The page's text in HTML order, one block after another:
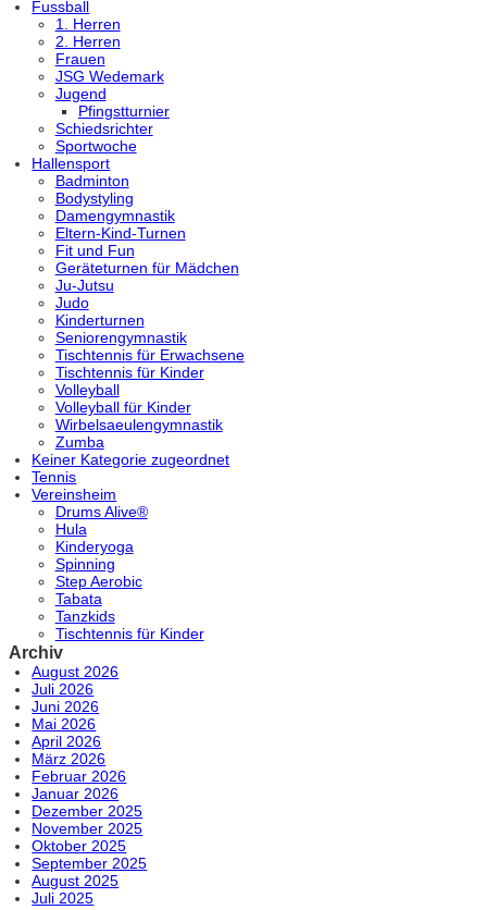
Fussball
1. Herren
2. Herren
Frauen
JSG Wedemark
Jugend
Pfingstturnier
Schiedsrichter
Sportwoche
Hallensport
Badminton
Bodystyling
Damengymnastik
Eltern-Kind-Turnen
Fit und Fun
Geräteturnen für Mädchen
Ju-Jutsu
Judo
Kinderturnen
Seniorengymnastik
Tischtennis für Erwachsene
Tischtennis für Kinder
Volleyball
Volleyball für Kinder
Wirbelsaeulengymnastik
Zumba
Keiner Kategorie zugeordnet
Tennis
Vereinsheim
Drums Alive®
Hula
Kinderyoga
Spinning
Step Aerobic
Tabata
Tanzkids
Tischtennis für Kinder
Archiv
August 2026
Juli 2026
Juni 2026
Mai 2026
April 2026
März 2026
Februar 2026
Januar 2026
Dezember 2025
November 2025
Oktober 2025
September 2025
August 2025
Juli 2025